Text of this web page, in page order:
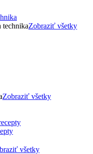
technikaZobraziť všetky
Zobraziť všetky
všetky